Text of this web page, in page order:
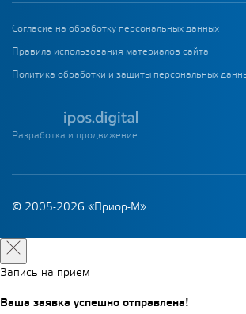
Согласие на обработку персональных данных
Правила использования материалов сайта
Политика обработки и защиты персональных
Разработка и продвижение
© 2005-2026 «Приор-М»
Запись на прием
Ваша заявка успешно отправлена!